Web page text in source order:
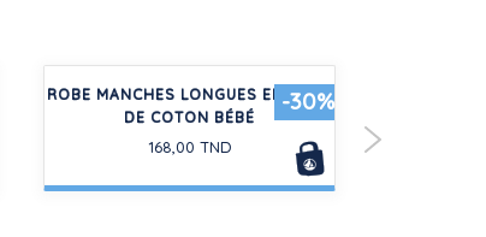
-30%
ROBE MANCHES LONGUES EN GAZE
DE COTON BÉBÉ
168,00 TND